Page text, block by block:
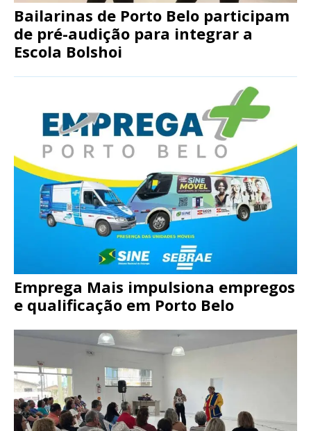
Bailarinas de Porto Belo participam
de pré-audição para integrar a
Escola Bolshoi
Emprega Mais impulsiona empregos
e qualificação em Porto Belo